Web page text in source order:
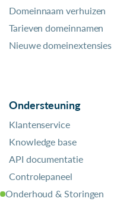
Domeinnaam verhuizen
Tarieven domeinnamen
Nieuwe domeinextensies
Ondersteuning
Klantenservice
Knowledge base
API documentatie
Controlepaneel
Onderhoud & Storingen